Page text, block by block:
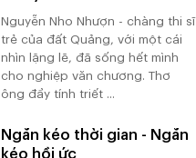
Nguyễn Nho Nhượn - chàng thi sĩ
trẻ của đất Quảng, với một cái
nhìn lặng lẽ, đã sống hết mình
cho nghiệp văn chương. Thơ
ông đầy tính triết ...
Ngăn kéo thời gian - Ngăn
kéo hồi ức